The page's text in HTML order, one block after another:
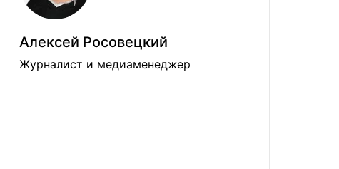
Алексей Росовецкий
Журналист и медиаменеджер